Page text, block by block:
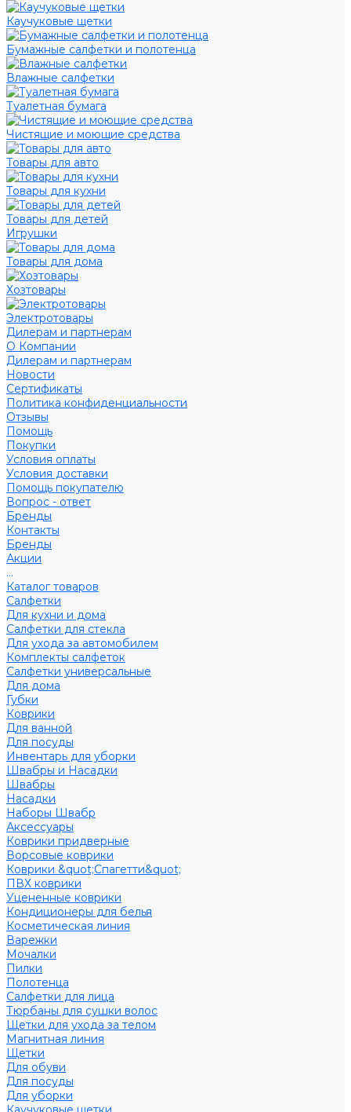
Каучуковые щетки
Бумажные салфетки и полотенца
Влажные салфетки
Туалетная бумага
Чистящие и моющие средства
Товары для авто
Товары для кухни
Товары для детей
Игрушки
Товары для дома
Хозтовары
Электротовары
Дилерам и партнерам
О Компании
Дилерам и партнерам
Новости
Сертификаты
Политика конфиденциальности
Отзывы
Помощь
Покупки
Условия оплаты
Условия доставки
Помощь покупателю
Вопрос - ответ
Бренды
Контакты
Бренды
Акции
...
Каталог товаров
Салфетки
Для кухни и дома
Салфетки для стекла
Для ухода за автомобилем
Комплекты салфеток
Салфетки универсальные
Для дома
Губки
Коврики
Для ванной
Для посуды
Инвентарь для уборки
Швабры и Насадки
Швабры
Насадки
Наборы Швабр
Аксессуары
Коврики придверные
Ворсовые коврики
Коврики &quot;Спагетти&quot;
ПВХ коврики
Уцененные коврики
Кондиционеры для белья
Косметическая линия
Варежки
Мочалки
Пилки
Полотенца
Салфетки для лица
Тюрбаны для сушки волос
Щетки для ухода за телом
Магнитная линия
Щетки
Для обуви
Для посуды
Для уборки